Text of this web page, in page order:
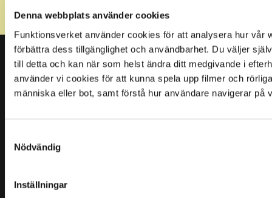
Denna webbplats använder cookies
Funktionsverket använder cookies för att analysera hur vår
förbättra dess tillgänglighet och användbarhet. Du väljer
till detta och kan när som helst ändra ditt medgivande i
använder vi cookies för att kunna spela upp filmer och
människa eller bot, samt förstå hur användare navigerar på
Nödvändig
Inställningar
Funktionsverket AB
Vi har sedan starten underlättat vardagen genom